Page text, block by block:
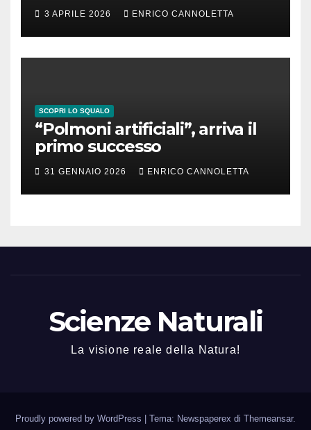
3 APRILE 2026 ENRICO CANNOLETTA
SCOPRI LO SQUALO
“Polmoni artificiali”, arriva il
primo successo
31 GENNAIO 2026 ENRICO CANNOLETTA
Scienze Naturali
La visione reale della Natura!
Proudly powered by WordPress Tema: Newspaperex di Themeansar.